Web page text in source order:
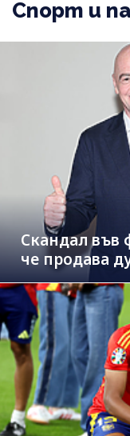
Спорт и
Скандал във
че продава